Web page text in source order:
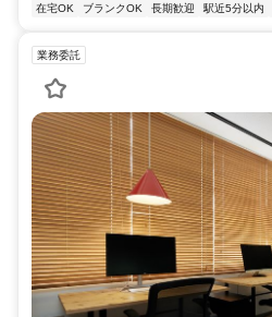
在宅OK
ブランクOK 長期歓迎 駅近5分以内
業務委託